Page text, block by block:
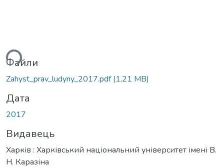
Файли
Zahyst_prav_ludyny_2017.pdf(1,21 MB)
Дата
2017
Видавець
Харків : Харківський національний університет імені В.
Н. Каразіна